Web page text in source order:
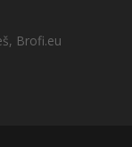
Brofi.eu